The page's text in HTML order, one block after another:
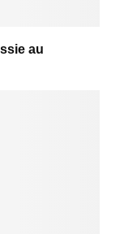
au